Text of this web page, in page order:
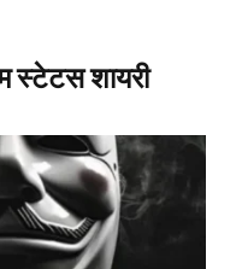
स्टेटस शायरी